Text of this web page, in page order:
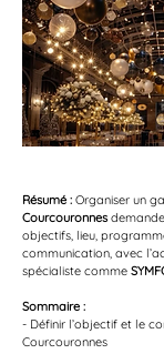
Résumé : Organiser un
Courcouronnes
objectifs, lieu,
communication, avec
spécialiste comme
Sommaire :
- Définir l’objectif et le
Courcouronnes